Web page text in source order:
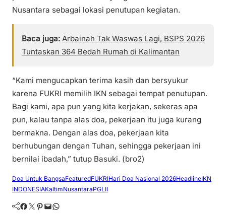
Nusantara sebagai lokasi penutupan kegiatan.
Baca juga: Arbainah Tak Waswas Lagi, BSPS 2026
Tuntaskan 364 Bedah Rumah di Kalimantan
“Kami mengucapkan terima kasih dan bersyukur
karena FUKRI memilih IKN sebagai tempat penutupan.
Bagi kami, apa pun yang kita kerjakan, sekeras apa
pun, kalau tanpa alas doa, pekerjaan itu juga kurang
bermakna. Dengan alas doa, pekerjaan kita
berhubungan dengan Tuhan, sehingga pekerjaan ini
bernilai ibadah,” tutup Basuki. (bro2)
Doa Untuk BangsaFeaturedFUKRIHari Doa Nasional 2026HeadlineIKN
INDONESIAKaltimNusantaraPGLII
Facebook Twitter Pinterest Mail WhatsApp